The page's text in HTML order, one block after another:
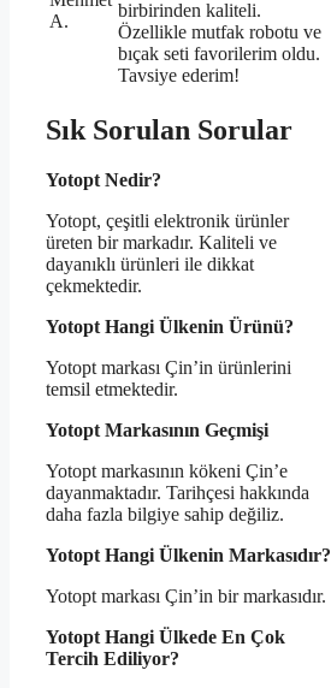
A.
birbirinden kaliteli.
Özellikle mutfak robotu ve
bıçak seti favorilerim oldu.
Tavsiye ederim!
Sık Sorulan Sorular
Yotopt Nedir?
Yotopt, çeşitli elektronik ürünler
üreten bir markadır. Kaliteli ve
dayanıklı ürünleri ile dikkat
çekmektedir.
Yotopt Hangi Ülkenin Ürünü?
Yotopt markası Çin’in ürünlerini
temsil etmektedir.
Yotopt Markasının Geçmişi
Yotopt markasının kökeni Çin’e
dayanmaktadır. Tarihçesi hakkında
daha fazla bilgiye sahip değiliz.
Yotopt Hangi Ülkenin Markasıdır?
Yotopt markası Çin’in bir markasıdır.
Yotopt Hangi Ülkede En Çok
Tercih Ediliyor?